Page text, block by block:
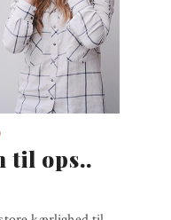
til ops..